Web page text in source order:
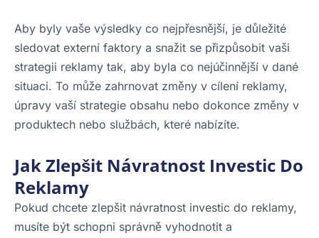
Aby byly vaše výsledky co nejpřesnější, je důležité
sledovat externí faktory a snažit se přizpůsobit vaši
strategii reklamy tak, aby byla co nejúčinnější v dané
situaci. To může zahrnovat změny v cílení reklamy,
úpravy vaší strategie obsahu nebo dokonce změny v
produktech nebo službách, které nabízíte.
Jak Zlepšit Návratnost Investic Do
Reklamy
Pokud chcete zlepšit návratnost investic do reklamy,
musíte být schopni správně vyhodnotit a